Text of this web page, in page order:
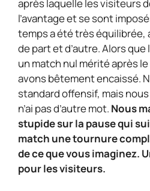
après laquelle les visiteurs
l’avantage et se sont
temps a été très équilibrée,
de part et d’autre. Alors que
un match nul mérité après
avons bêtement encaissé.
standard offensif, mais nous
n’ai pas d’autre mot. Nous
stupide sur la pause qui
match une tournure
de ce que vous imaginez.
pour les visiteurs.